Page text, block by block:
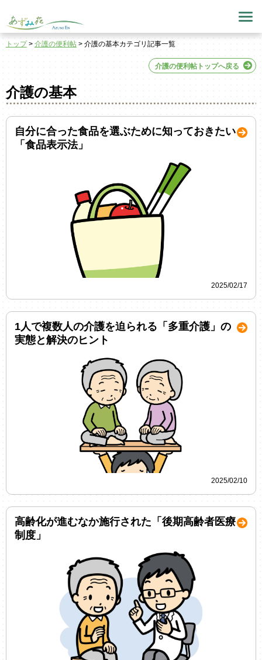
トップ> 介護の便利帖> 介護の基本カテゴリ記事一覧
介護の便利帖トップへ戻る
介護の基本
自分に合った食品を選ぶために知っておきたい
「食品表示法」
2025/02/17
1人で複数人の介護を迫られる「多重介護」の
実態と解決のヒント
2025/02/10
高齢化が進むなか施行された「後期高齢者医療
制度」